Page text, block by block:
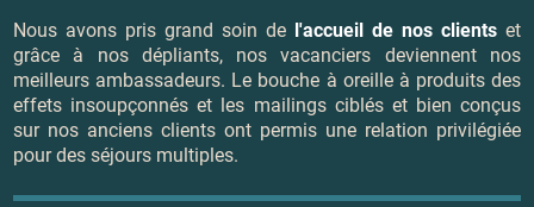
Nous avons pris grand soin de l'accueil de nos clientset
grâce à nos dépliants, nos vacanciers deviennent nos
meilleurs ambassadeurs. Le bouche à oreille à produits des
effets insoupçonnés et les mailings ciblés et bien conçus
sur nos anciens clients ont permis une relation privilégiée
pour des séjours multiples.